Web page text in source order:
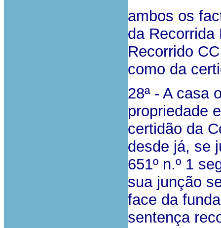
ambos os
da Recorrida
Recorrido
como da
28ª - A casa
propriedade
certidão da
desde já, se
651º n.º 1
sua junção
face da
sentença